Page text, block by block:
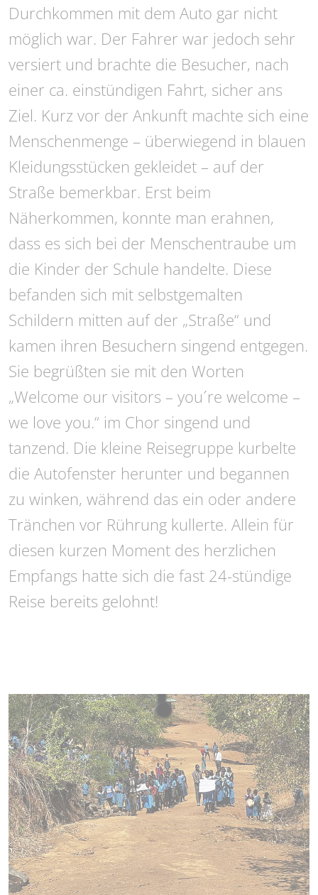
Durchkommen mit dem Auto gar nicht
möglich war. Der Fahrer war jedoch sehr
versiert und brachte die Besucher, nach
einer ca. einstündigen Fahrt, sicher ans
Ziel. Kurz vor der Ankunft machte sich eine
Menschenmenge – überwiegend in blauen
Kleidungsstücken gekleidet – auf der
Straße bemerkbar. Erst beim
Näherkommen, konnte man erahnen,
dass es sich bei der Menschentraube um
die Kinder der Schule handelte. Diese
befanden sich mit selbstgemalten
Schildern mitten auf der „Straße“ und
kamen ihren Besuchern singend entgegen.
Sie begrüßten sie mit den Worten
„Welcome our visitors – you´re welcome –
we love you.“ im Chor singend und
tanzend. Die kleine Reisegruppe kurbelte
die Autofenster herunter und begannen
zu winken, während das ein oder andere
Tränchen vor Rührung kullerte. Allein für
diesen kurzen Moment des herzlichen
Empfangs hatte sich die fast 24-stündige
Reise bereits gelohnt!